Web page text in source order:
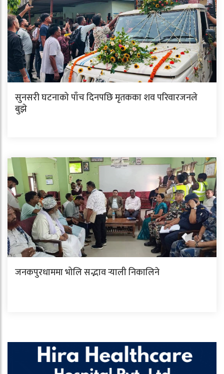
सुनसरी घटनाको पाँच दिनपछि मृतकका शव परिवारजनले
बुझे
जनकपुरधाममा भोलि सद्भाव र्‍याली निकालिने